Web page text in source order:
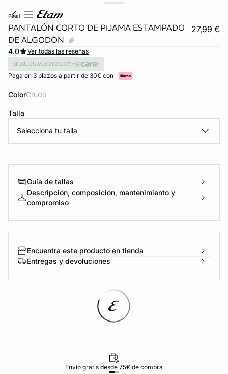
petal
PANTALÓN CORTO DE PIJAMA ESTAMPADO
DE ALGODÓN
27,99 €
4.0
Ver todas las reseñas
product.wecaretext
Paga en 3 plazos a partir de 30€ con
Color crudo
Talla
Selecciona tu talla
Guía de tallas
Descripción, composición, mantenimiento y
compromiso
Encuentra este producto en tienda
Entregas y devoluciones
Envío gratis desde 75€ de compra